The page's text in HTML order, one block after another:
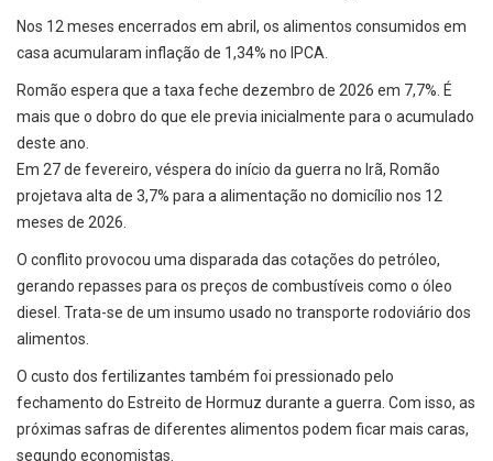
Nos 12 meses encerrados em abril, os alimentos consumidos em
casa acumularam inflação de 1,34% no IPCA.
Romão espera que a taxa feche dezembro de 2026 em 7,7%. É
mais que o dobro do que ele previa inicialmente para o acumulado
deste ano.
Em 27 de fevereiro, véspera do início da guerra no Irã, Romão
projetava alta de 3,7% para a alimentação no domicílio nos 12
meses de 2026.
O conflito provocou uma disparada das cotações do petróleo,
gerando repasses para os preços de combustíveis como o óleo
diesel. Trata-se de um insumo usado no transporte rodoviário dos
alimentos.
O custo dos fertilizantes também foi pressionado pelo
fechamento do Estreito de Hormuz durante a guerra. Com isso, as
próximas safras de diferentes alimentos podem ficar mais caras,
segundo economistas.